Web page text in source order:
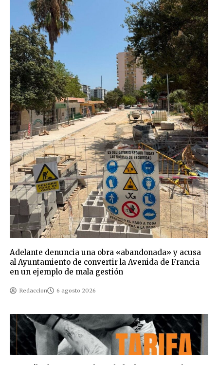
Adelante denuncia una obra «abandonada» y acusa
al Ayuntamiento de convertir la Avenida de Francia
en un ejemplo de mala gestión
Redaccion 6 agosto 2026